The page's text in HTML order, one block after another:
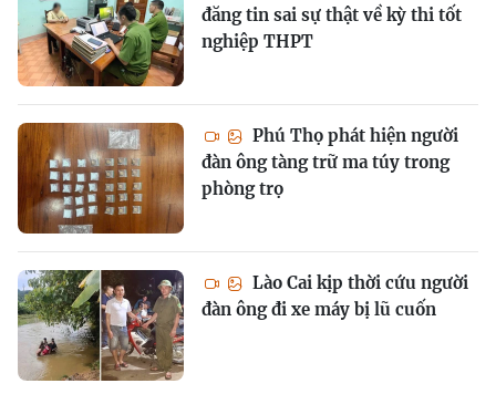
đăng tin sai sự thật về kỳ thi tốt
nghiệp THPT
Phú Thọ phát hiện người
đàn ông tàng trữ ma túy trong
phòng trọ
Lào Cai kịp thời cứu người
đàn ông đi xe máy bị lũ cuốn